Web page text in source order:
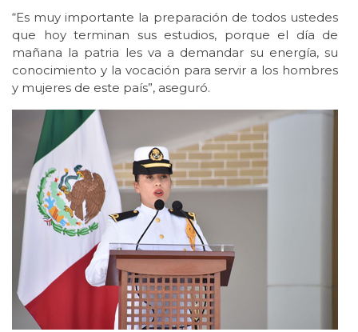
“Es muy importante la preparación de todos ustedes
que hoy terminan sus estudios, porque el día de
mañana la patria les va a demandar su energía, su
conocimiento y la vocación para servir a los hombres
y mujeres de este país”, aseguró.